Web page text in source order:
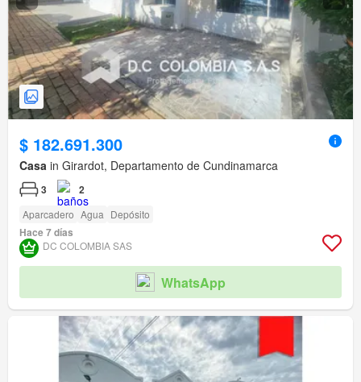
$ 182.691.300
Casa in Girardot, Departamento de Cundinamarca
3 2
Aparcadero Agua Depósito
Hace 7 días
DC COLOMBIA SAS
WhatsApp